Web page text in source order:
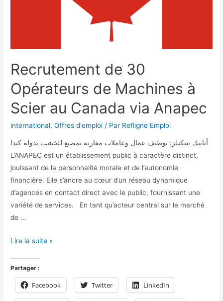
Recrutement de 30
Opérateurs de Machines à
Scier au Canada via Anapec
international,Offres d'emploi / Par Refligne Emploi
أنابيك سكيلز: توظيف عمال وعاملات مغاربة بمصنع للخشب بدولة كندا
L’ANAPEC est un établissement public à caractère distinct,
jouissant de la personnalité morale et de l’autonomie
financière. Elle s’ancre au cœur d’un réseau dynamique
d’agences en contact direct avec le public, fournissant une
variété de services. En tant qu’acteur central sur le marché
de …
Lire la suite »
Partager :
Facebook Twitter LinkedIn